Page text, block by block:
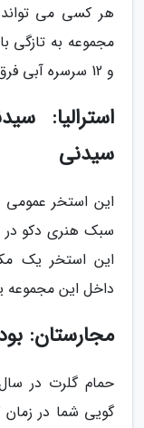
هر کسی می
مجموعه به تازگی
و 12 سرسره آبی فرق دارد.
استرالیا:
سیدنی
این استخر
سبک هنری دکو در
این استخر یک
داخل این مجموعه
مجارستان:
گویی شما در